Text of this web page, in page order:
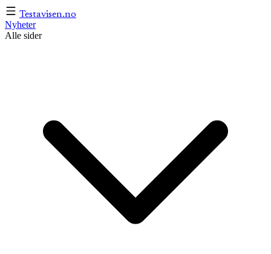
Testavisen.no
Nyheter
Alle sider